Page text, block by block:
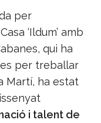
per
‘Ildum’ amb
qui ha
per treballar
Martí, ha estat
i talent de